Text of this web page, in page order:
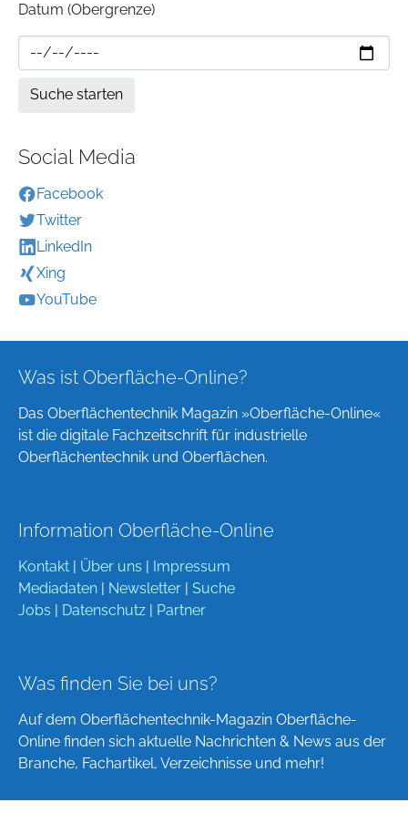
Datum (Obergrenze)
Social Media
Facebook
Twitter
LinkedIn
Xing
YouTube
Was ist Oberfläche-Online?
Das Oberflächentechnik Magazin »Oberfläche-Online«
ist die digitale Fachzeitschrift für industrielle
Oberflächentechnik und Oberflächen.
Information Oberfläche-Online
Kontakt Über uns
Impressum
Mediadaten
Newsletter
Suche
Jobs
Datenschutz Partner
Was finden Sie bei uns?
Auf dem Oberflächentechnik-Magazin Oberfläche-
Online finden sich aktuelle Nachrichten & News aus der
Branche, Fachartikel, Verzeichnisse und mehr!